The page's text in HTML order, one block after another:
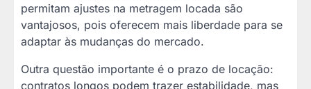
permitam ajustes na metragem locada são
vantajosos, pois oferecem mais liberdade para se
adaptar às mudanças do mercado.
Outra questão importante é o prazo de locação:
contratos longos podem trazer estabilidade, mas